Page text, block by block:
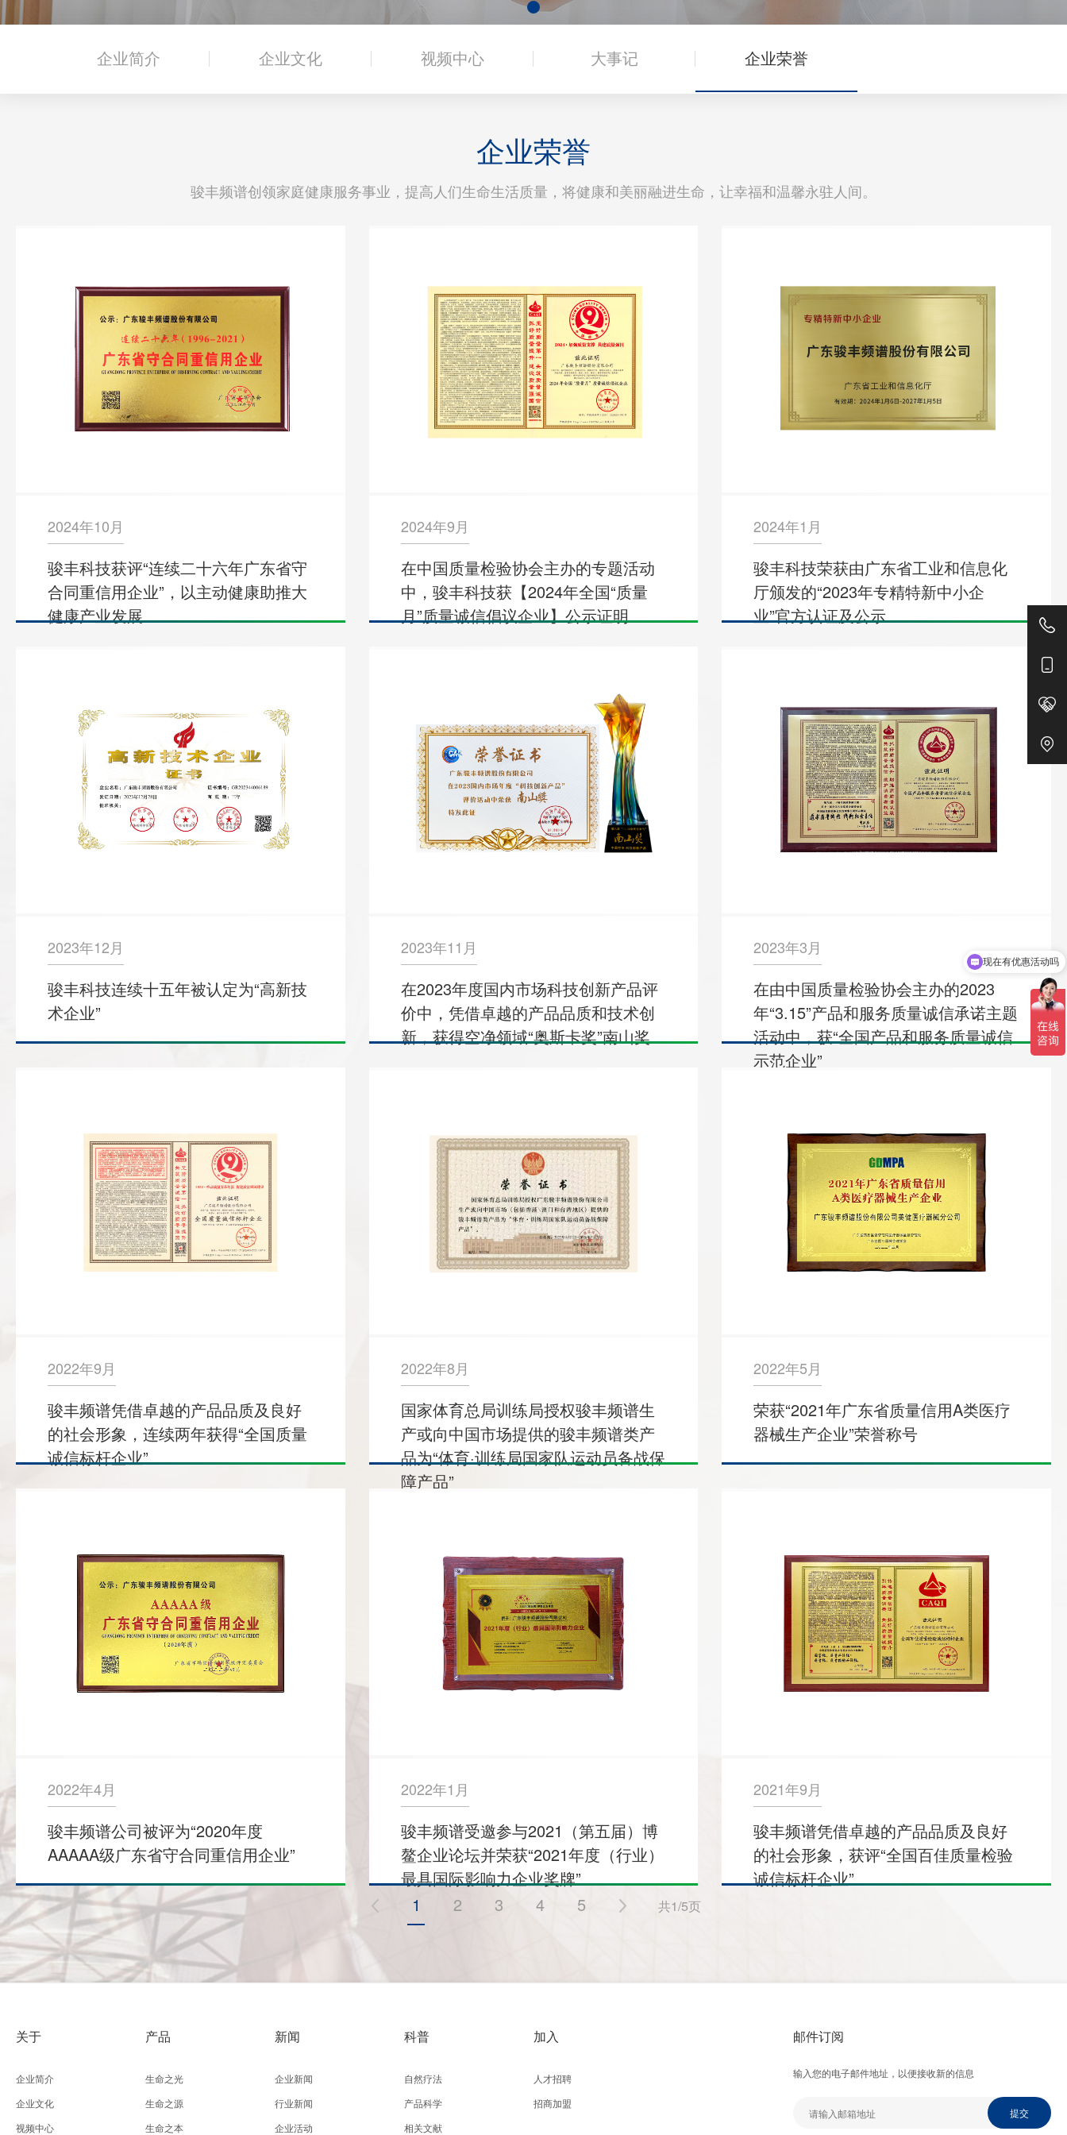
企业简介 企业文化 视频中心 大事记 企业荣誉
企业荣誉
骏丰频谱创领家庭健康服务事业，提高人们生命生活质量，将健康和美丽融进生命，让幸福和温馨永驻人间。
2024年10月
骏丰科技获评“连续二十六年广东省守
合同重信用企业”，以主动健康助推大
健康产业发展
2024年9月
在中国质量检验协会主办的专题活动
中，骏丰科技获【2024年全国“质量
月”质量诚信倡议企业】公示证明
2024年1月
骏丰科技荣获由广东省工业和信息化
厅颁发的“2023年专精特新中小企
业”官方认证及公示
2023年12月
骏丰科技连续十五年被认定为“高新技
术企业”
2023年11月
在2023年度国内市场科技创新产品评
价中，凭借卓越的产品品质和技术创
新，获得空净领域“奥斯卡奖”南山奖
2023年3月
在由中国质量检验协会主办的2023
年“3.15”产品和服务质量诚信承诺主题
活动中，获“全国产品和服务质量诚信
示范企业”
2022年9月
骏丰频谱凭借卓越的产品品质及良好
的社会形象，连续两年获得“全国质量
诚信标杆企业”
2022年8月
国家体育总局训练局授权骏丰频谱生
产或向中国市场提供的骏丰频谱类产
品为“体育·训练局国家队运动员备战保
障产品”
2022年5月
荣获“2021年广东省质量信用A类医疗
器械生产企业”荣誉称号
2022年4月
骏丰频谱公司被评为“2020年度
AAAAA级广东省守合同重信用企业”
2022年1月
骏丰频谱受邀参与2021（第五届）博
鳌企业论坛并荣获“2021年度（行业）
最具国际影响力企业奖牌”
2021年9月
骏丰频谱凭借卓越的产品品质及良好
的社会形象，获评“全国百佳质量检验
诚信标杆企业”
1
2 3 4 5 共1/5页
关于
企业简介
企业文化
视频中心
产品
生命之光
生命之源
生命之本
新闻
企业新闻
行业新闻
企业活动
科普
自然疗法
产品科学
相关文献
加入
人才招聘
招商加盟
邮件订阅
输入您的电子邮件地址，以便接收新的信息
现在有优惠活动吗